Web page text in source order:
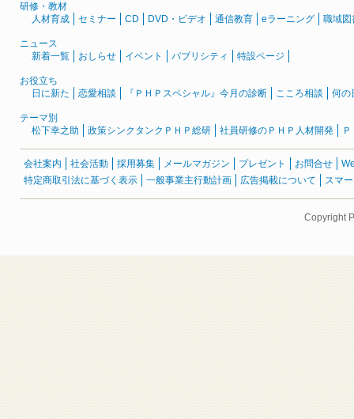
研修・教材
人材育成
セミナー CD DVD・ビデオ 通信教育 eラーニング 職域図
ニュース
新着一覧
おしらせ イベント パブリシティ 特設ページ
お役立ち
日に新た
恋愛相談 『ＰＨＰスペシャル』今月の診断 こころ相談 何の
テーマ別
松下幸之助
政策シンクタンクＰＨＰ総研 社員研修のＰＨＰ人材開発
会社案内 社会活動 採用募集 メールマガジン プレゼント お問合せ
特定商取引法に基づく表示
一般事業主行動計画 広告掲載について スマ
Copyright